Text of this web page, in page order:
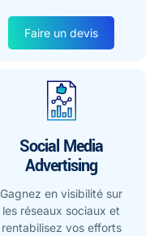
Faire un devis
Social Media
Advertising
Gagnez en visibilité sur
les réseaux sociaux et
rentabilisez vos efforts